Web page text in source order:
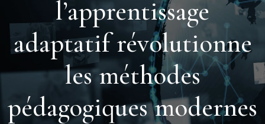
l’apprentissage
adaptatif révolutionne
les méthodes
pédagogiques modernes